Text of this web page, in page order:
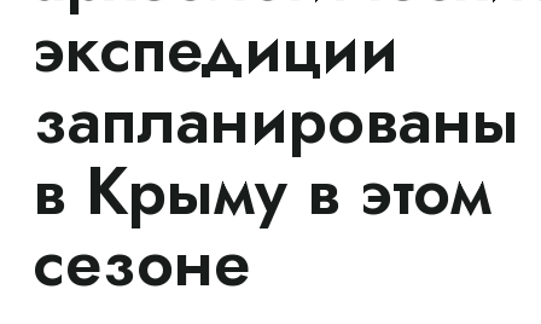
экспедиции
запланированы
в Крыму в этом
сезоне